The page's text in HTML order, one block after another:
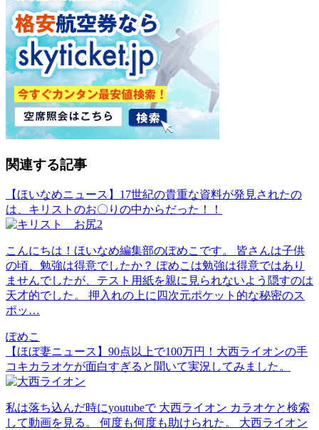
関連する記事
【ほいなめニュース】17世紀の貴重な資料が発見されたの
は、キリストのお〇りの中からだった！！
こんにちは！ほいなめ編集部のぽめこです。 皆さんは子供
の頃、勉強は得意でしたか？ ぽめこは勉強は得意ではあり
ませんでしたが、テスト用紙を親に見られないよう隠すのは
天才的でした。 押入れの上に四次元ポケット的な秘密のス
ポッ…
ぽめこ
【ほぼ妻ニュース】90点以上で100万円！大西ライオンの手
コキカラオケが面白すぎると聞いて実況してみました。
私は落ち込んだ時にyoutubeで 大西ライオン カラオケと検索
して動画を見る。 何度も何度も助けられた。 大西ライオン